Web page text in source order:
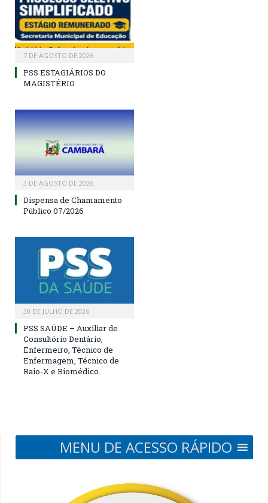
7 DE AGOSTO DE 2026
PSS ESTAGIÁRIOS DO
MAGISTÉRIO
3 DE AGOSTO DE 2026
Dispensa de Chamamento
Público 07/2026
30 DE JULHO DE 2026
PSS SAÚDE – Auxiliar de
Consultório Dentário,
Enfermeiro, Técnico de
Enfermagem, Técnico de
Raio-X e Biomédico.
MENU DE ACESSO RÁPIDO